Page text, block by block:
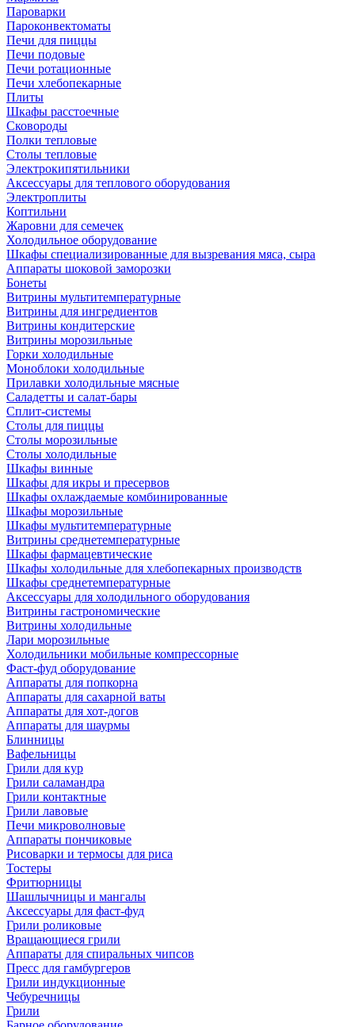
Пароварки
Пароконвектоматы
Печи для пиццы
Печи подовые
Печи ротационные
Печи хлебопекарные
Плиты
Шкафы расстоечные
Сковороды
Полки тепловые
Столы тепловые
Электрокипятильники
Аксессуары для теплового оборудования
Электроплиты
Коптильни
Жаровни для семечек
Холодильное оборудование
Шкафы специализированные для вызревания мяса, сыра
Аппараты шоковой заморозки
Бонеты
Витрины мультитемпературные
Витрины для ингредиентов
Витрины кондитерские
Витрины морозильные
Горки холодильные
Моноблоки холодильные
Прилавки холодильные мясные
Саладетты и салат-бары
Сплит-системы
Столы для пиццы
Столы морозильные
Столы холодильные
Шкафы винные
Шкафы для икры и пресервов
Шкафы охлаждаемые комбинированные
Шкафы морозильные
Шкафы мультитемпературные
Витрины среднетемпературные
Шкафы фармацевтические
Шкафы холодильные для хлебопекарных производств
Шкафы среднетемпературные
Аксессуары для холодильного оборудования
Витрины гастрономические
Витрины холодильные
Лари морозильные
Холодильники мобильные компрессорные
Фаст-фуд оборудование
Аппараты для попкорна
Аппараты для сахарной ваты
Аппараты для хот-догов
Аппараты для шаурмы
Блинницы
Вафельницы
Грили для кур
Грили саламандра
Грили контактные
Грили лавовые
Печи микроволновые
Аппараты пончиковые
Рисоварки и термосы для риса
Тостеры
Фритюрницы
Шашлычницы и мангалы
Аксессуары для фаст-фуд
Грили роликовые
Вращающиеся грили
Аппараты для спиральных чипсов
Пресс для гамбургеров
Грили индукционные
Чебуречницы
Грили